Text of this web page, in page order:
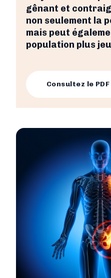
gênant et
non seulement la
mais peut
population plus
Consultez le